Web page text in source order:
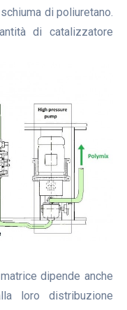
di poliuretano.
di catalizzatore
dipende anche
loro distribuzione